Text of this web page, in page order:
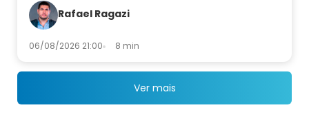
Rafael Ragazi
06/08/2026 21:00 8 min
Ver mais